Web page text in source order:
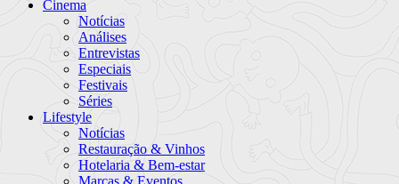
Cinema
Notícias
Análises
Entrevistas
Especiais
Festivais
Séries
Lifestyle
Notícias
Restauração & Vinhos
Hotelaria & Bem-estar
Marcas & Eventos